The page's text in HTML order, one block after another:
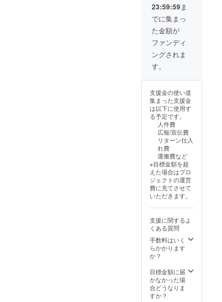
をお送りしま
す。 ・収録時
間：1～5分間 ・
提供方法：メー
ルにURLを記載
します。 【該当
リターン】 ・支
援いただいた馬
が受け入れ先で
の様子を撮影し
た動画
23:59:59ま
でに集まっ
た金額が
ファンディ
ングされま
す。
支援金の使い道
集まった支援金
は以下に使用す
る予定です。
人件費
広報/宣伝費
リターン仕入
れ費
運搬費など
※目標金額を超
えた場合はプロ
ジェクトの運営
費に充てさせて
いただきます。
支援に関するよ
くある質問
手数料はいく
らかかります
か？
目標金額に届
かなかった場
合どうなりま
すか？